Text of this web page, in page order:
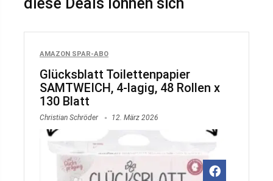
AMAZON SPAR-ABO
Glücksblatt Toilettenpapier
SAMTWEICH, 4-lagig, 48 Rollen x
130 Blatt
Christian Schröder 12. März 2026